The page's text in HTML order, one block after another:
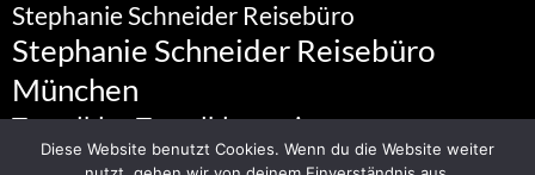
Stephanie Schneider Reisebüro
Stephanie Schneider Reisebüro
München
TravelblogTravelbloggerin
Diese Website benutzt Cookies. Wenn du die Website weiter